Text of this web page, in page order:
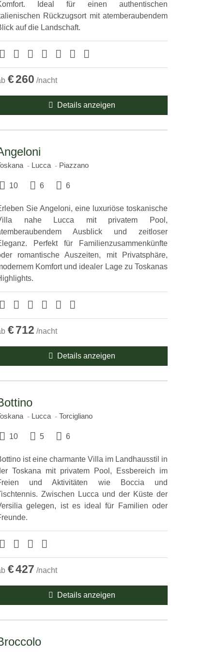
Ideal für einen authentischen
Rückzugsort mit atemberaubendem
auf die Landschaft.
€260 /nacht
Details anzeigen
Lucca Piazzano
10 6 6
Sie Angeloni, eine luxuriöse toskanische
nahe Lucca mit privatem Pool,
Ausblick und zeitloser
Perfekt für Familienzusammenkünfte
romantische Auszeiten, mit Privatsphäre,
Komfort und idealer Lage zu Toskanas
€712 /nacht
Details anzeigen
Lucca Torcigliano
10 5 6
ist eine charmante Villa im Landhausstil in
Toskana mit privatem Pool, Essbereich im
und Aktivitäten wie Boccia und
Zwischen Lucca und der Küste der
gelegen, ist es ideal für Familien oder
€427 /nacht
Details anzeigen